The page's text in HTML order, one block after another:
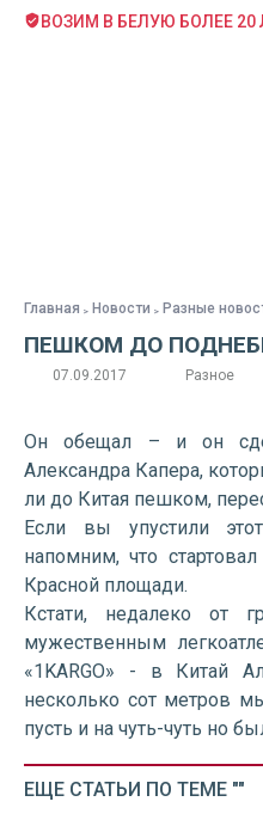
ВОЗИМ В БЕЛУЮ БОЛЕЕ 20
Главная Новости Разные
ПЕШКОМ ДО
07.09.2017 Разное
Он обещал – и он
Александра Капера,
ли до Китая пешком,
Если вы упустили
напомним, что
Красной площади.
Кстати, недалеко от
мужественным
«1KARGO» - в Китай
несколько сот метров
пусть и на чуть-чуть но
ЕЩЕ СТАТЬИ ПО ТЕМЕ ""